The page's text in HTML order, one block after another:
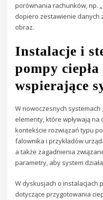
porównania rachunków, np.
dopiero zestawienie danych
obraz.
Instalacje i
pompy
wspierające
W nowoczesnych
elementy, które wpływają
kontekście rozwiązań typu
falownika i przykładów
a także zagadnienia
parametry, aby system
W dyskusjach o instalacjach
dotyczące przygotowania